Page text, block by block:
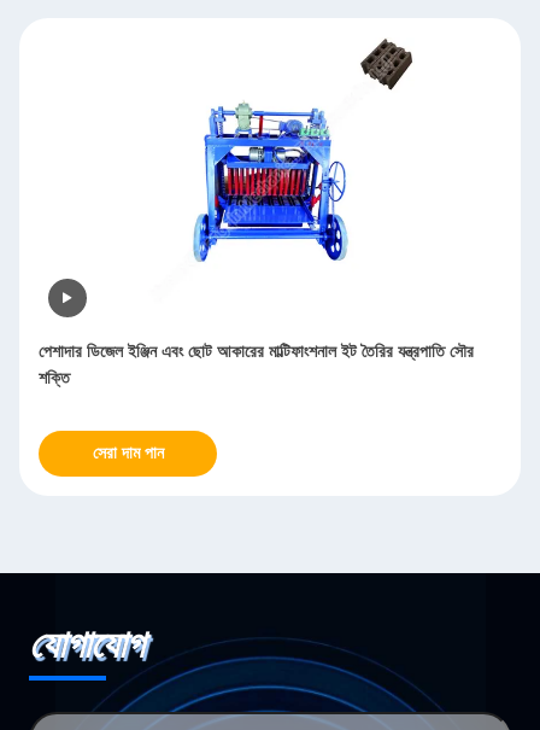
ইট তৈরির যন্ত্রপাতি সৌর
স্বয়ংক্রিয় শীট ধাতু পোলিশিং মেশিন Deburring
যোগাযোগ